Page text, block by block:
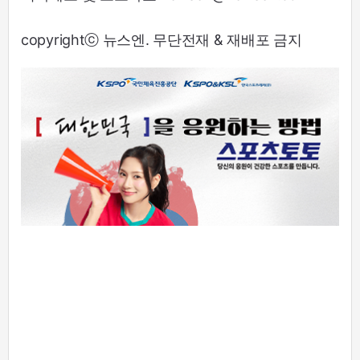
copyrightⓒ 뉴스엔. 무단전재 & 재배포 금지